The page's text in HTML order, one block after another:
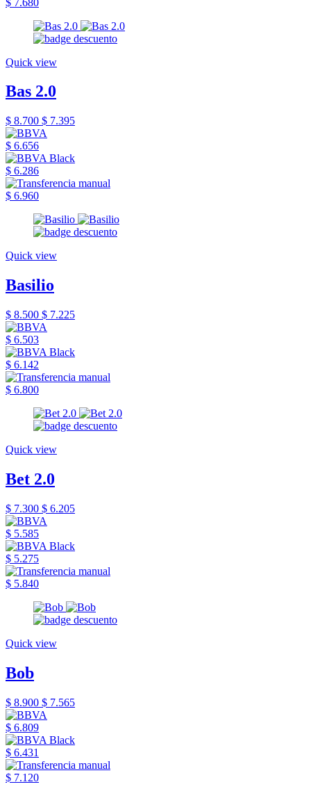
Quick view
Bas 2.0
$ 8.700 $ 7.395
$ 6.656
$ 6.286
$ 6.960
Quick view
Basilio
$ 8.500 $ 7.225
$ 6.503
$ 6.142
$ 6.800
Quick view
Bet 2.0
$ 7.300 $ 6.205
$ 5.585
$ 5.275
$ 5.840
Quick view
Bob
$ 8.900 $ 7.565
$ 6.809
$ 6.431
$ 7.120